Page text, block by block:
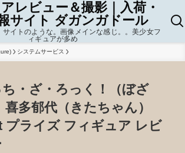
レビュー＆撮影｜入荷・
サイト ダガンガドール
サイトのような。画像メインな感じ。。美少女フ
ィギュアが多め
システムサービス
・ざ・ろっく！（ぼざ
喜多郁代（きたちゃん）
プライズ フィギュア レビ